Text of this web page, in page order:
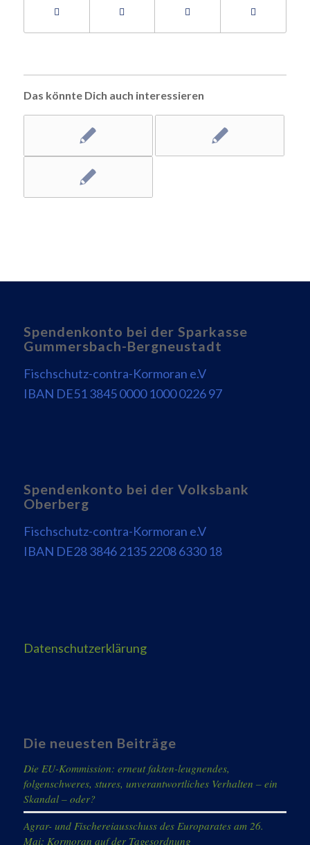
Das könnte Dich auch interessieren
Spendenkonto bei der Sparkasse
Gummersbach-Bergneustadt
Fischschutz-contra-Kormoran e.V
IBAN DE51 3845 0000 1000 0226 97
Spendenkonto bei der Volksbank
Oberberg
Fischschutz-contra-Kormoran e.V
IBAN DE28 3846 2135 2208 6330 18
Datenschutzerklärung
Die neuesten Beiträge
Die EU-Kommission: erneut fakten-leugnendes,
folgenschweres, stures, unverantwortliches Verhalten – ein
Skandal – oder?
Agrar- und Fischereiausschuss des Europarates am 26.
Mai: Kormoran auf der Tagesordnung